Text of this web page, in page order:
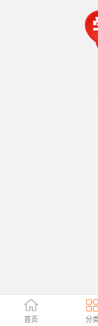
首页 分